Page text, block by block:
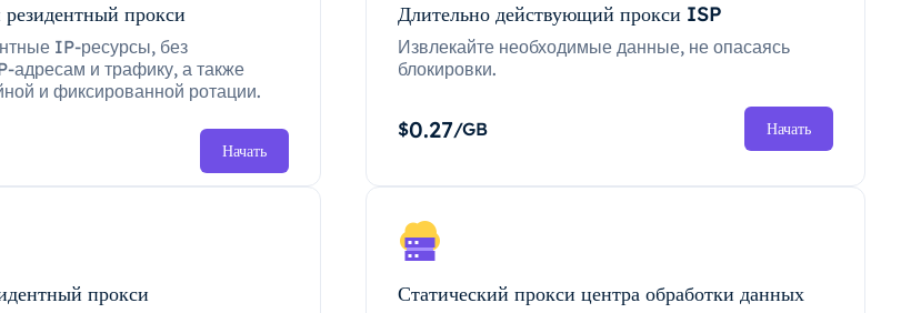
прокси
IP-ресурсы, без
адресам и трафику, а также
и фиксированной ротации.
Начать
Длительно действующий прокси ISP
Извлекайте необходимые данные, не опасаясь
блокировки.
$0.27/GB Начать
прокси Статический прокси центра обработки данных